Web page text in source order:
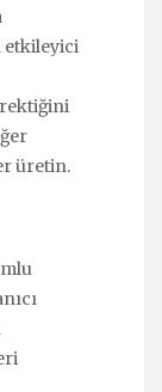
etkileyici
üretin.